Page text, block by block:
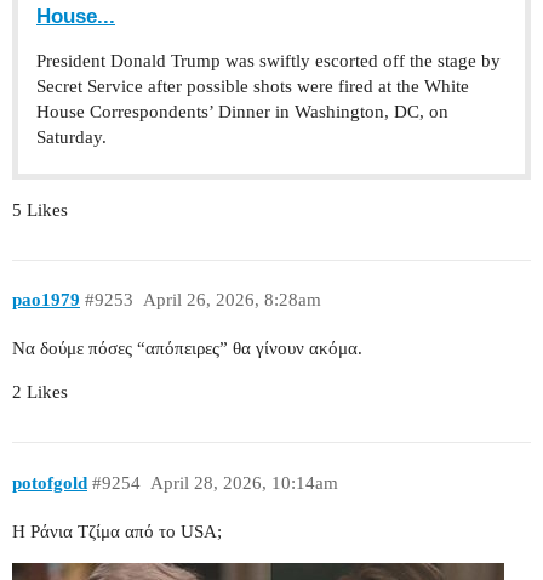
House...
President Donald Trump was swiftly escorted off the stage by
Secret Service after possible shots were fired at the White
House Correspondents’ Dinner in Washington, DC, on
Saturday.
5 Likes
pao1979 April 26, 2026, 8:28am
#9253
Να δούμε πόσες “απόπειρες” θα γίνουν ακόμα.
2 Likes
potofgold April 28, 2026, 10:14am
#9254
Η Ράνια Τζίμα από το USA;